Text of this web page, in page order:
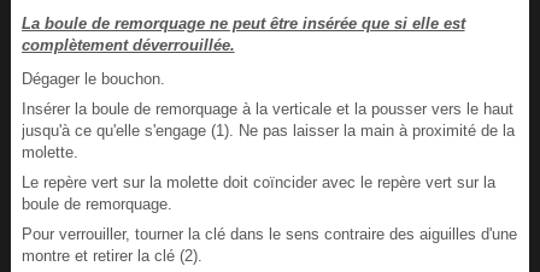
La boule de remorquage ne peut être insérée que si elle est
complètement déverrouillée.
Dégager le bouchon.
Insérer la boule de remorquage à la verticale et la pousser vers le haut
jusqu'à ce qu'elle s'engage (1). Ne pas laisser la main à proximité de la
molette.
Le repère vert sur la molette doit coïncider avec le repère vert sur la
boule de remorquage.
Pour verrouiller, tourner la clé dans le sens contraire des aiguilles d'une
montre et retirer la clé (2).